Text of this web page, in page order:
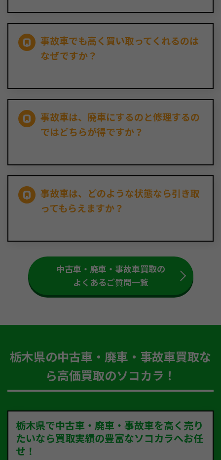
事故車でも高く買い取ってくれるのは
なぜですか？
事故車は、廃車にするのと修理するの
ではどちらが得ですか？
事故車は、どのような状態なら引き取
ってもらえますか？
中古車・廃車・事故車買取の
よくあるご質問一覧
栃木県の中古車・廃車・事故車買取な
ら高価買取のソコカラ！
栃木県で中古車・廃車・事故車を高く売り
たいなら買取実績の豊富なソコカラへお任
せ！